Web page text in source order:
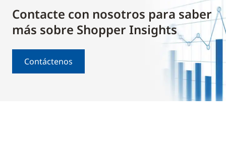
Contacte con nosotros para saber
más sobre Shopper Insights
Contáctenos